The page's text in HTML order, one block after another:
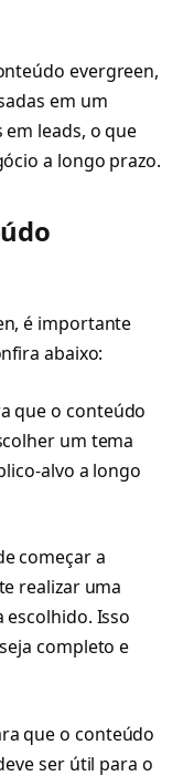
evergreen,
em um
leads, o que
a longo prazo.
é importante
abaixo:
que o conteúdo
um tema
alvo a longo
começar a
realizar uma
escolhido. Isso
completo e
que o conteúdo
ser útil para o